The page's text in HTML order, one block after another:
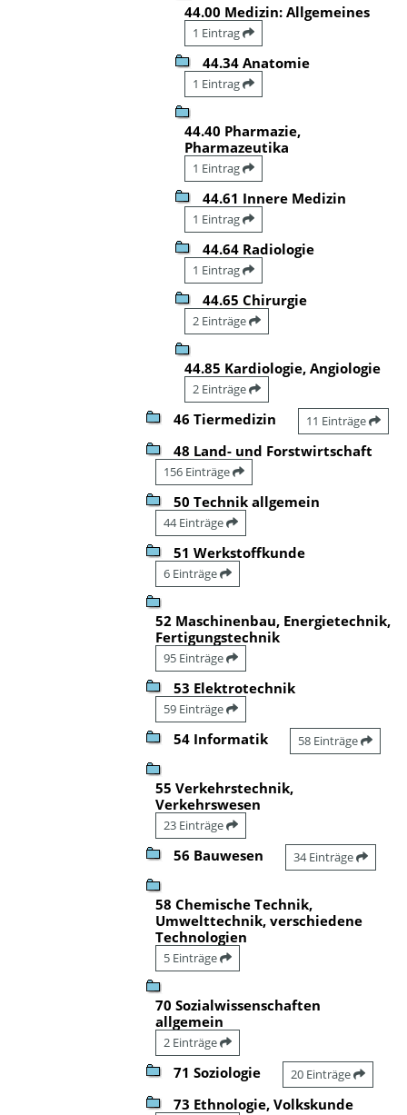
44.00 Medizin: Allgemeines
1 Eintrag
44.34 Anatomie
1 Eintrag
44.40 Pharmazie,
Pharmazeutika
1 Eintrag
44.61 Innere Medizin
1 Eintrag
44.64 Radiologie
1 Eintrag
44.65 Chirurgie
2 Einträge
44.85 Kardiologie, Angiologie
2 Einträge
46 Tiermedizin 11 Einträge
48 Land- und Forstwirtschaft
156 Einträge
50 Technik allgemein
44 Einträge
51 Werkstoffkunde
6 Einträge
52 Maschinenbau, Energietechnik,
Fertigungstechnik
95 Einträge
53 Elektrotechnik
59 Einträge
54 Informatik 58 Einträge
55 Verkehrstechnik,
Verkehrswesen
23 Einträge
56 Bauwesen 34 Einträge
58 Chemische Technik,
Umwelttechnik, verschiedene
Technologien
5 Einträge
70 Sozialwissenschaften
allgemein
2 Einträge
71 Soziologie 20 Einträge
73 Ethnologie, Volkskunde